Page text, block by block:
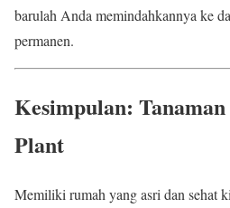
barulah Anda memindahkannya ke
permanen.
Kesimpulan:
Plant
Memiliki rumah yang asri dan sehat